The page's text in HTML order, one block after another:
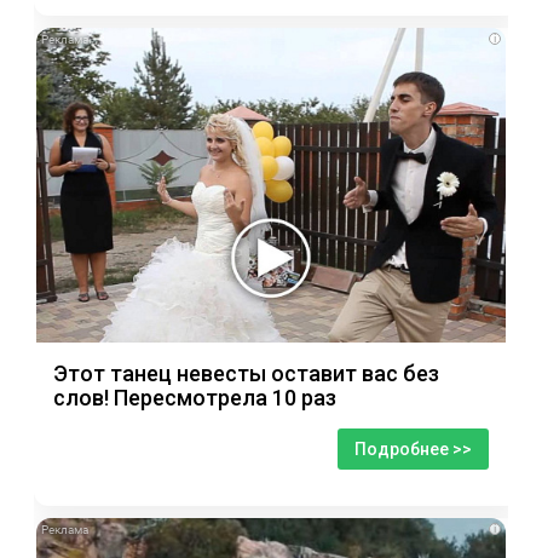
i
Этот танец невесты оставит вас без
слов! Пересмотрела 10 раз
Подробнее >>
i